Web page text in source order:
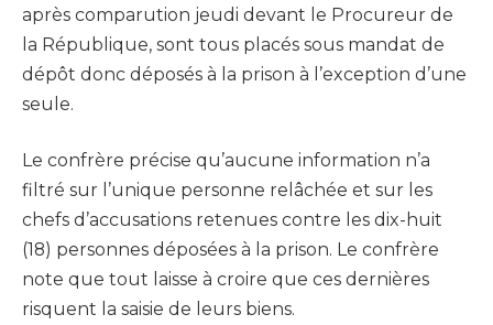
après comparution jeudi devant le Procureur de
la République, sont tous placés sous mandat de
dépôt donc déposés à la prison à l’exception d’une
seule.
Le confrère précise qu’aucune information n’a
filtré sur l’unique personne relâchée et sur les
chefs d’accusations retenues contre les dix-huit
(18) personnes déposées à la prison. Le confrère
note que tout laisse à croire que ces dernières
risquent la saisie de leurs biens.